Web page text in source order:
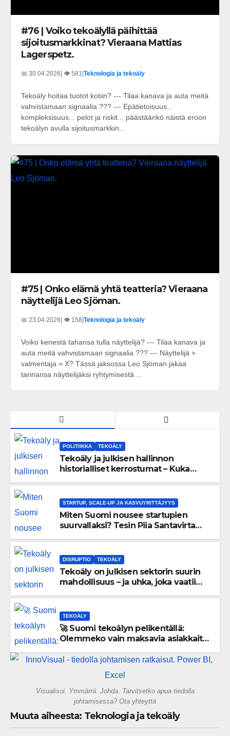
#76 | Voiko tekoälyllä päihittää
sijoitusmarkkinat? Vieraana Mattias
Lagerspetz.
📅 30.04.2026 | 👁️ 581 Teknologia ja tekoäly
Tekoäly hoitaa tuotot kotiin? --- Tilaa kanava ja auta meitä
vahvistamaan signaalia ??? --- Epätietoisuus...
kompleksisuus... pelot ja riskit... päästäänkö näistä eroon
tekoälyn avulla sijoitusmarkkin...
#75 | Onko elämä yhtä teatteria? Vieraana
näyttelijä Leo Sjöman.
📅 23.04.2026| 👁️ 158|Teknologia ja tekoäly
Voiko kenestä tahansa tulla näyttelijä? --- Tilaa kanava ja
auta meitä vahvistamaan signaalia ??? --- Näyttelijä +
valmentaja = X? Tässä jaksossa Leo Sjöman jakaa
tarinansa näyttelijäksi ryhtymisestä ...
POLITIIKKA TEKOÄLY
Tekoäly ja julkisen hallinnon
historialliset kerrostumat – Kuka
STARTUP, SCALE-UP JA KASVUYRITTÄJYYS
Miten Suomi nousee startupien
suurvallaksi? Tesin Piia Santavirta
DISRUPTIO TEKOÄLY
Tekoäly on julkisen sektorin suurin
mahdollisuus – ja uhka, joka vaatii
TEKOÄLY
🚀 Suomi tekoälyn pelikentällä:
Olemmeko vain maksavia asiakkaita
gigatehtaan?
Visualisoi. Ymmärrä. Johda. Tarvitsetko apua tiedolla
johtamisessa? Ota yhteyttä
Muuta aiheesta: Teknologia ja tekoäly